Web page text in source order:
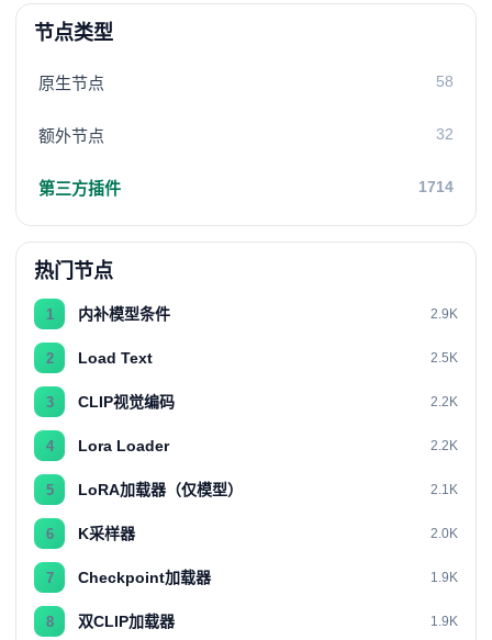
节点类型
原生节点 58
额外节点 32
第三方插件 1714
热门节点
1 内补模型条件 2.9K
2 Load Text 2.5K
3 CLIP视觉编码 2.2K
4 Lora Loader 2.2K
5 LoRA加载器（仅模型） 2.1K
6 K采样器 2.0K
7 Checkpoint加载器 1.9K
8 双CLIP加载器 1.9K